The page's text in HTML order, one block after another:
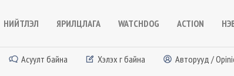
НИЙТЛЭЛ ЯРИЛЦЛАГА WATCHDOG ACTION
Асуулт байна Хэлэх үг байна Авторууд /